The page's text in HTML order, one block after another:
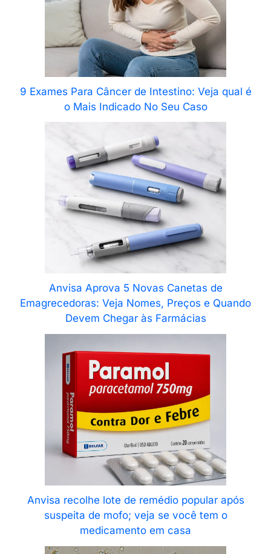
9 Exames Para Câncer de Intestino: Veja qual é
o Mais Indicado No Seu Caso
Anvisa Aprova 5 Novas Canetas de
Emagrecedoras: Veja Nomes, Preços e Quando
Devem Chegar às Farmácias
Anvisa recolhe lote de remédio popular após
suspeita de mofo; veja se você tem o
medicamento em casa